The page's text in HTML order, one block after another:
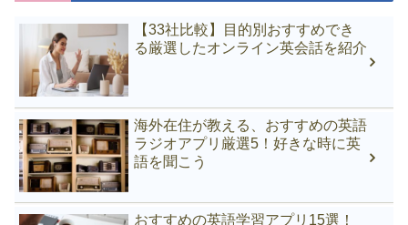
【33社比較】目的別おすすめでき
る厳選したオンライン英会話を紹介
海外在住が教える、おすすめの英語
ラジオアプリ厳選5！好きな時に英
語を聞こう
おすすめの英語学習アプリ15選！